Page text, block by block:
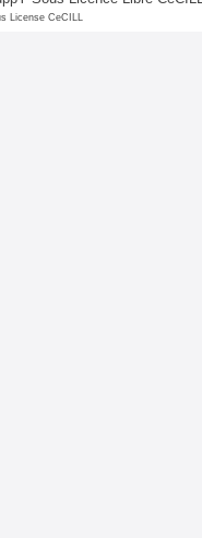
License CeCILL